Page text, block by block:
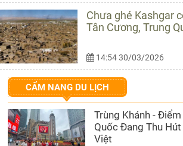
Chưa ghé Kashgar
Tân Cương, Trung
14:54 30/03/2026
CẨM NANG DU LỊCH
Trùng Khánh -
Quốc Đang Thu
Việt